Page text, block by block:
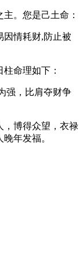
。您是己土命：
因情耗财,防止被
命理如下：
强，比肩夺财争
，博得众望，衣禄
年发福。